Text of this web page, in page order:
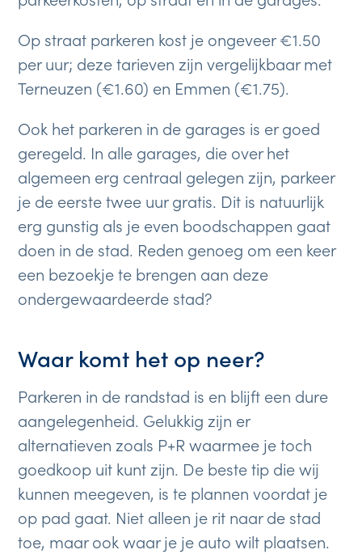
Op straat parkeren kost je ongeveer €1.50
per uur; deze tarieven zijn vergelijkbaar met
Terneuzen (€1.60) en Emmen (€1.75).
Ook het parkeren in de garages is er goed
geregeld. In alle garages, die over het
algemeen erg centraal gelegen zijn, parkeer
je de eerste twee uur gratis. Dit is natuurlijk
erg gunstig als je even boodschappen gaat
doen in de stad. Reden genoeg om een keer
een bezoekje te brengen aan deze
ondergewaardeerde stad?
Waar komt het op neer?
Parkeren in de randstad is en blijft een dure
aangelegenheid. Gelukkig zijn er
alternatieven zoals P+R waarmee je toch
goedkoop uit kunt zijn. De beste tip die wij
kunnen meegeven, is te plannen voordat je
op pad gaat. Niet alleen je rit naar de stad
toe, maar ook waar je je auto wilt plaatsen.